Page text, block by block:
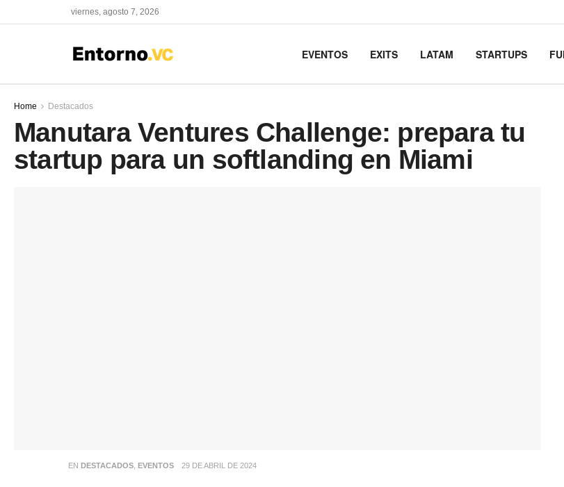
viernes, agosto 7, 2026
EVENTOS EXITS LATAM STARTUPS
Home Destacados
Manutara Ventures Challenge: prepara tu
startup para un softlanding en Miami
EN DESTACADOS, EVENTOS 29 DE ABRIL DE 2024